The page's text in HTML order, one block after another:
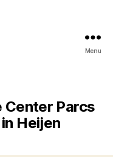
Menu
Parcs
Heijen